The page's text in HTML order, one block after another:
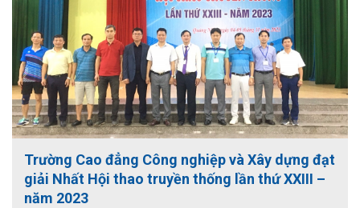
Trường Cao đẳng Công nghiệp và Xây dựng đạt
giải Nhất Hội thao truyền thống lần thứ XXIII –
năm 2023